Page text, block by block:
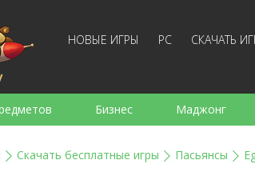
НОВЫЕ ИГРЫ PC СКАЧАТЬ
Бизнес Маджонг
Скачать бесплатные игры Пасьянсы